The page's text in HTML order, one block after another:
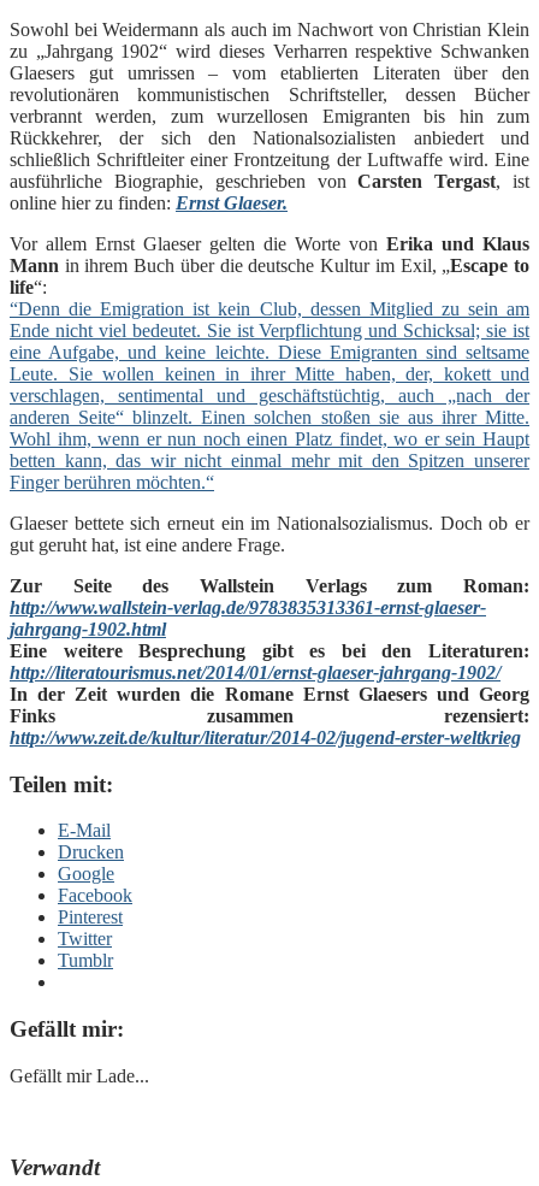
Sowohl bei Weidermann als auch im Nachwort von Christian Klein
zu „Jahrgang 1902“ wird dieses Verharren respektive Schwanken
Glaesers gut umrissen – vom etablierten Literaten über den
revolutionären kommunistischen Schriftsteller, dessen Bücher
verbrannt werden, zum wurzellosen Emigranten bis hin zum
Rückkehrer, der sich den Nationalsozialisten anbiedert und
schließlich Schriftleiter einer Frontzeitung der Luftwaffe wird. Eine
ausführliche Biographie, geschrieben vonCarsten Tergast, ist
online hier zu finden: Ernst Glaeser.
Vor allem Ernst Glaeser gelten die Worte von Erika und Klaus
Mann in ihrem Buch über die deutsche Kultur im Exil, „Escape to
life“:
“Denn die Emigration ist kein Club, dessen Mitglied zu sein am
Ende nicht viel bedeutet. Sie ist Verpflichtung und Schicksal; sie ist
eine Aufgabe, und keine leichte. Diese Emigranten sind seltsame
Leute. Sie wollen keinen in ihrer Mitte haben, der, kokett und
verschlagen, sentimental und geschäftstüchtig, auch „nach der
anderen Seite“ blinzelt. Einen solchen stoßen sie aus ihrer Mitte.
Wohl ihm, wenn er nun noch einen Platz findet, wo er sein Haupt
betten kann, das wir nicht einmal mehr mit den Spitzen unserer
Finger berühren möchten.“
Glaeser bettete sich erneut ein im Nationalsozialismus. Doch ob er
gut geruht hat, ist eine andere Frage.
Zur Seite des Wallstein Verlags zum Roman:
http://www.wallstein-verlag.de/9783835313361-ernst-glaeser-
jahrgang-1902.html
Eine weitere Besprechung gibt es bei den Literaturen:
http://literatourismus.net/2014/01/ernst-glaeser-jahrgang-1902/
In der Zeit wurden die Romane Ernst Glaesers und Georg
Finks zusammen rezensiert:
http://www.zeit.de/kultur/literatur/2014-02/jugend-erster-weltkrieg
Teilen mit:
E-Mail
Drucken
Google
Facebook
Pinterest
Twitter
Tumblr
Gefällt mir:
Gefällt mir Lade...
Verwandt